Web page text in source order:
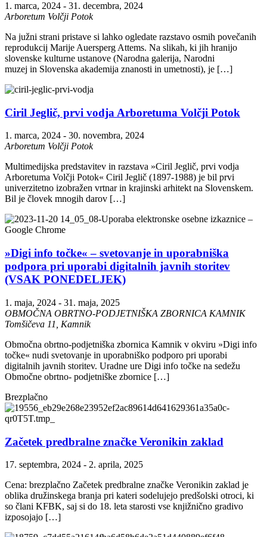
1. marca, 2024 - 31. decembra, 2024
Arboretum Volčji Potok
Na južni strani pristave si lahko ogledate razstavo osmih povečanih
reprodukcij Marije Auersperg Attems. Na slikah, ki jih hranijo
slovenske kulturne ustanove (Narodna galerija, Narodni
muzej in Slovenska akademija znanosti in umetnosti), je […]
Ciril Jeglič, prvi vodja Arboretuma Volčji Potok
1. marca, 2024 - 30. novembra, 2024
Arboretum Volčji Potok
Multimedijska predstavitev in razstava »Ciril Jeglič, prvi vodja
Arboretuma Volčji Potok« Ciril Jeglič (1897-1988) je bil prvi
univerzitetno izobražen vrtnar in krajinski arhitekt na Slovenskem.
Bil je človek mnogih darov […]
»Digi info točke« – svetovanje in uporabniška
podpora pri uporabi digitalnih javnih storitev
(VSAK PONEDELJEK)
1. maja, 2024 - 31. maja, 2025
OBMOČNA OBRTNO-PODJETNIŠKA ZBORNICA KAMNIK
Tomšičeva 11, Kamnik
Območna obrtno-podjetniška zbornica Kamnik v okviru »Digi info
točke« nudi svetovanje in uporabniško podporo pri uporabi
digitalnih javnih storitev. Uradne ure Digi info točke na sedežu
Območne obrtno- podjetniške zbornice […]
Brezplačno
Začetek predbralne značke Veronikin zaklad
17. septembra, 2024 - 2. aprila, 2025
Cena: brezplačno Začetek predbralne značke Veronikin zaklad je
oblika družinskega branja pri kateri sodelujejo predšolski otroci, ki
so člani KFBK, saj si do 18. leta starosti vse knjižnično gradivo
izposojajo […]